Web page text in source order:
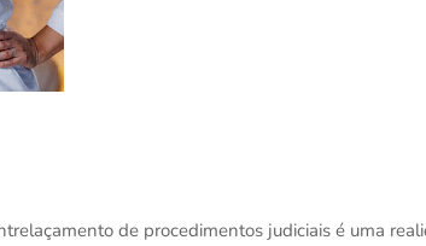
de procedimentos judiciais é uma